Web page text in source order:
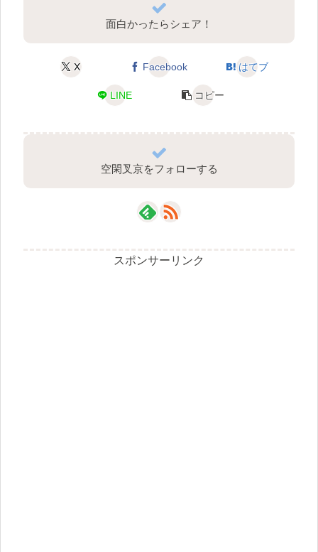
面白かったらシェア！
X Facebook はてブ
LINE コピー
空閑叉京をフォローする
スポンサーリンク